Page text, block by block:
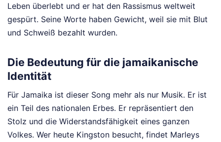
Leben überlebt und er hat den Rassismus weltweit
gespürt. Seine Worte haben Gewicht, weil sie mit Blut
und Schweiß bezahlt wurden.
Die Bedeutung für die jamaikanische
Identität
Für Jamaika ist dieser Song mehr als nur Musik. Er ist
ein Teil des nationalen Erbes. Er repräsentiert den
Stolz und die Widerstandsfähigkeit eines ganzen
Volkes. Wer heute Kingston besucht, findet Marleys